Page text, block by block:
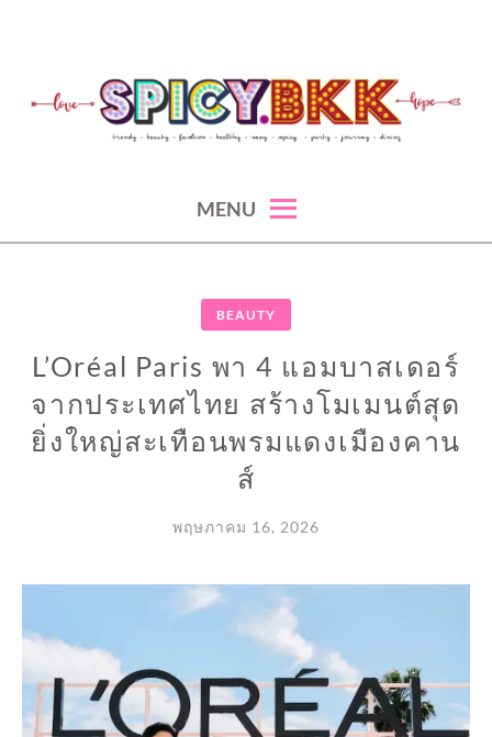
content
MENU
BEAUTY
L’Oréal Paris พา 4 แอมบาสเดอร์
จากประเทศไทย สร้างโมเมนต์สุด
ยิ่งใหญ่สะเทือนพรมแดงเมืองคาน
ส์
พฤษภาคม 16, 2026